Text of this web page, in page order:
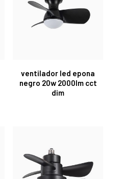
ventilador led epona
negro 20w 2000lm cct
dim